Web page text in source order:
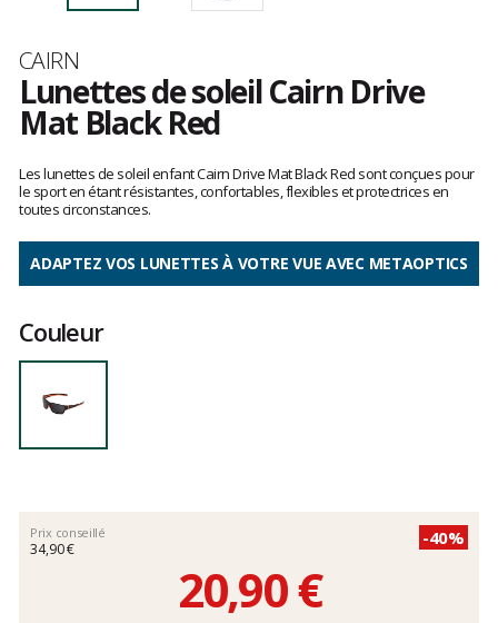
Marque
CAIRN
Lunettes de soleil Cairn Drive
Mat Black Red
avis
clients
Les lunettes de soleil enfant Cairn Drive Mat Black Red sont conçues pour
le sport en étant résistantes, confortables, flexibles et protectrices en
toutes circonstances.
ADAPTEZ VOS LUNETTES À VOTRE VUE AVEC METAOPTICS
Couleur
Prix conseillé
34,90 €
-40%
20,90 €